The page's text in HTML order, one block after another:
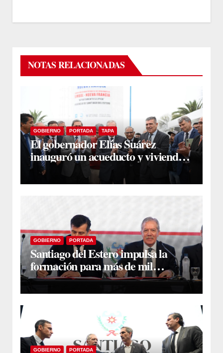
NOTAS RELACIONADAS
GOBIERNO PORTADA TAPA
El gobernador Elías Suárez
inauguró un acueducto y viviendas
sociales en El Simbol y Nueva
Francia
GOBIERNO PORTADA
Santiago del Estero impulsa la
formación para más de mil
docentes que aspiran a cargos
jerárquicos
GOBIERNO PORTADA